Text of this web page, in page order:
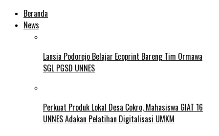
Beranda
News
Lansia Podorejo Belajar Ecoprint Bareng Tim Ormawa
SGL PGSD UNNES
Perkuat Produk Lokal Desa Cokro, Mahasiswa GIAT 16
UNNES Adakan Pelatihan Digitalisasi UMKM